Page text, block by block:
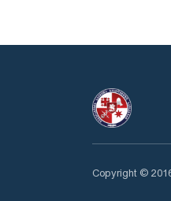
Copyright ©